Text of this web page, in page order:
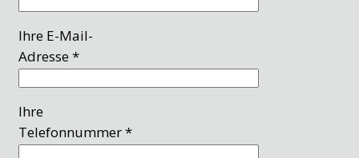
Ihre E-Mail-
Adresse *
Ihre
Telefonnummer *